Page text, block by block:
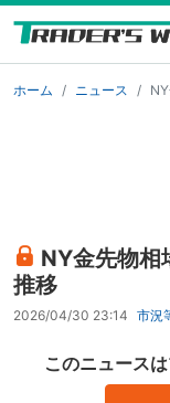
ホーム ニュース
NY金先物
推移
2026/04/30 23:14 市況
このニュース